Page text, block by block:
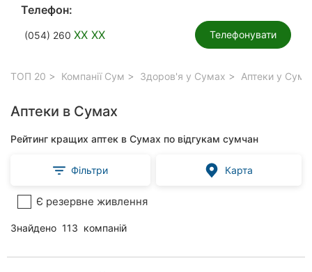
Телефон:
(054) 260 XX XX Телефонувати
ТОП 20 Компанії Сум Здоров'я у Сумах Аптеки у
Аптеки в Сумах
Рейтинг кращих аптек в Сумах по відгукам сумчан
Фільтри Карта
Є резервне живлення
Знайдено 113 компаній